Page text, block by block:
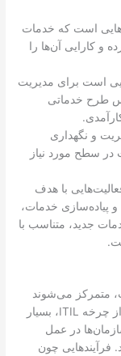
است که خدمات
و کارایی آن‌ها را
است برای مدیریت
طرح خدماتی
و نگهداری
سطح مورد نیاز
با هدف
خدمات،
جدید، متناسب با
متمرکز می‌شوند
زیرا نتایج حاصل از اجرای فرآیندهای این مرحله از چرخه ITIL، بسیار
در عمل
فرآیندهایی چون